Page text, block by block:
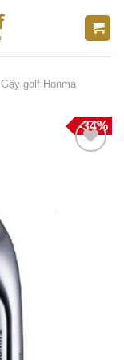
Gậy golf Honma
-34%